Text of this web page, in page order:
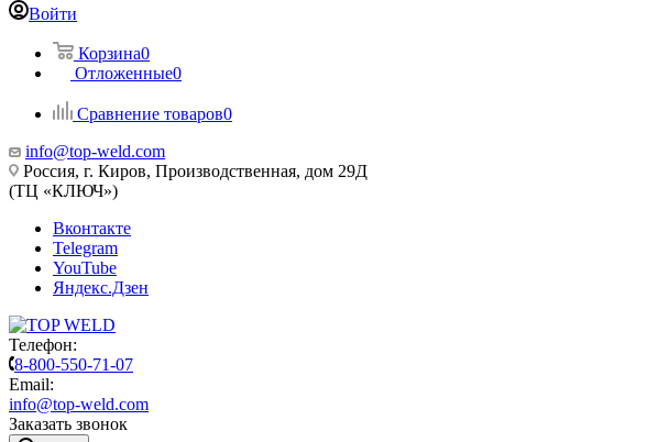
Войти
Корзина0
Отложенные0
Сравнение товаров0
info@top-weld.com
Россия, г. Киров, Производственная, дом 29Д
(ТЦ «КЛЮЧ»)
Вконтакте
Telegram
YouTube
Яндекс.Дзен
Телефон:
8-800-550-71-07
Email:
info@top-weld.com
Заказать звонок